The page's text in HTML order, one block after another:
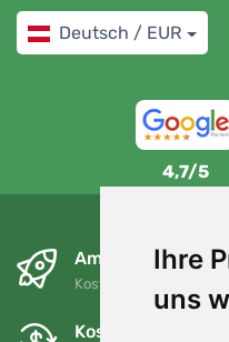
Ihre
uns
Deutsch / EUR
4,7/5
Am nächsten
Kostenloser Versand
Kostenloser